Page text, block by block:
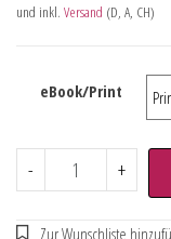
und inkl. Versand (D, A, CH)
eBook/Print
- +